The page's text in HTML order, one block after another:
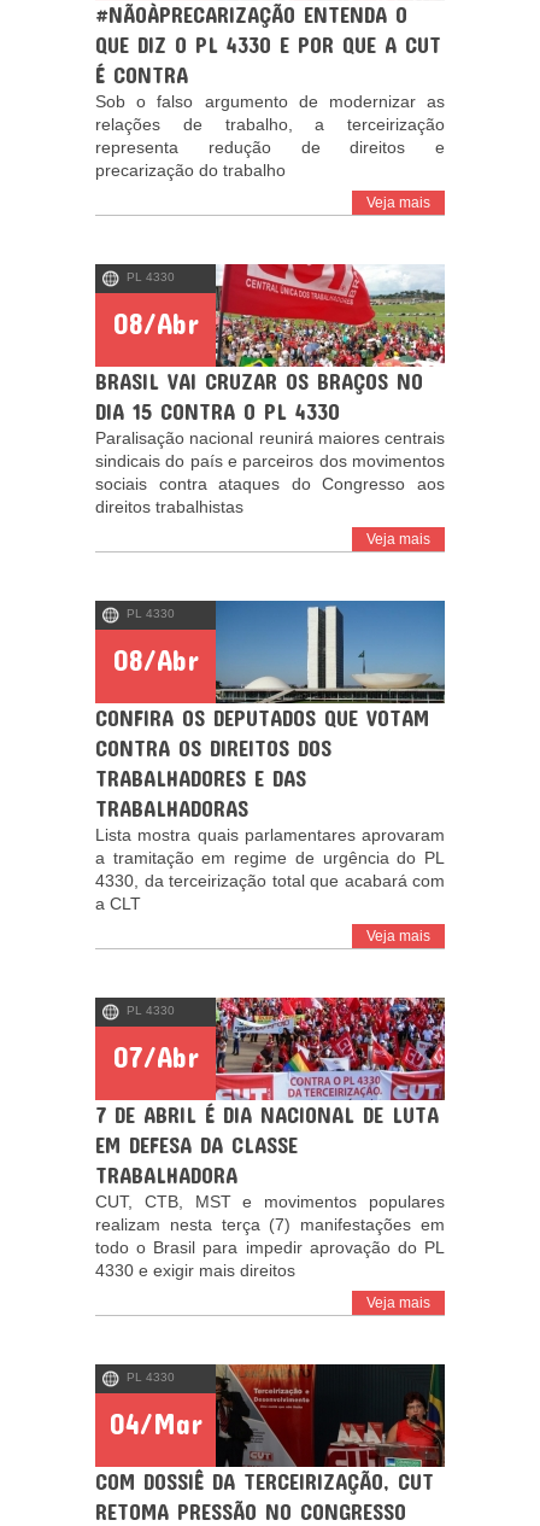
#NÃOÀPRECARIZAÇÃO ENTENDA O
QUE DIZ O PL 4330 E POR QUE A CUT
É CONTRA
Sob o falso argumento de modernizar as
relações de trabalho, a terceirização
representa redução de direitos e
precarização do trabalho
Veja mais
PL 4330
08/Abr
BRASIL VAI CRUZAR OS BRAÇOS NO
DIA 15 CONTRA O PL 4330
Paralisação nacional reunirá maiores centrais
sindicais do país e parceiros dos movimentos
sociais contra ataques do Congresso aos
direitos trabalhistas
Veja mais
PL 4330
08/Abr
CONFIRA OS DEPUTADOS QUE VOTAM
CONTRA OS DIREITOS DOS
TRABALHADORES E DAS
TRABALHADORAS
Lista mostra quais parlamentares aprovaram
a tramitação em regime de urgência do PL
4330, da terceirização total que acabará com
a CLT
Veja mais
PL 4330
07/Abr
7 DE ABRIL É DIA NACIONAL DE LUTA
EM DEFESA DA CLASSE
TRABALHADORA
CUT, CTB, MST e movimentos populares
realizam nesta terça (7) manifestações em
todo o Brasil para impedir aprovação do PL
4330 e exigir mais direitos
Veja mais
PL 4330
04/Mar
COM DOSSIÊ DA TERCEIRIZAÇÃO, CUT
RETOMA PRESSÃO NO CONGRESSO